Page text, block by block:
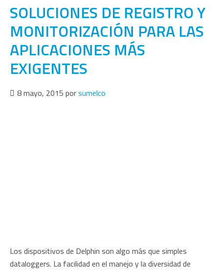
SOLUCIONES DE REGISTRO Y
MONITORIZACIÓN PARA LAS
APLICACIONES MÁS
EXIGENTES
8 mayo, 2015 porsumelco
Los dispositivos de Delphin son algo más que simples
dataloggers. La facilidad en el manejo y la diversidad de